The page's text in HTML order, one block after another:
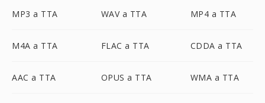
MP3 a TTA WAV a TTA MP4 a TTA
M4A a TTA FLAC a TTA CDDA a TTA
AAC a TTA OPUS a TTA WMA a TTA